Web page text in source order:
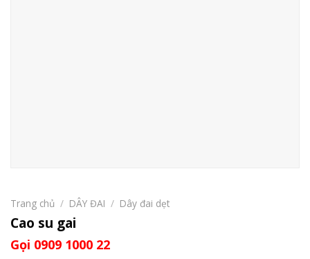
Trang chủ / DÂY ĐAI / Dây đai dẹt
Cao su gai
Gọi 0909 1000 22